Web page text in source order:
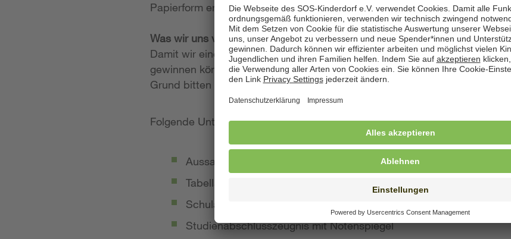
Papierform entgegen.
Was wir uns von Ihrer Bewerbung wünschen
Damit wir einen möglichst konkreten Eindruck von Ihrer Person, Ihren
gewinnen können, legen wir großen Wert auf aussagekräftige
Grund bitten wir Sie, von Kurzbewerbungen abzusehen.
Folgende Unterlagen sollte Ihre Bewerbung umfassen:
Aussagekräftiges Anschreiben
Tabellarischer Lebenslauf mit qualifikationsrelevanten Inhalten
Schulabschluss- und Ausbildungszeugnisse mit Notenspiegel
Studienabschlusszeugnis mit Notenspiegel